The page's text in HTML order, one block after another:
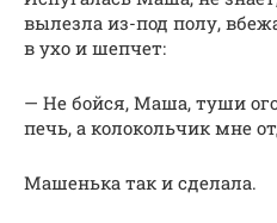
вылезла из-под полу,
в ухо и шепчет:
— Не бойся, Маша, туши
печь, а колокольчик мне
Машенька так и сделала.